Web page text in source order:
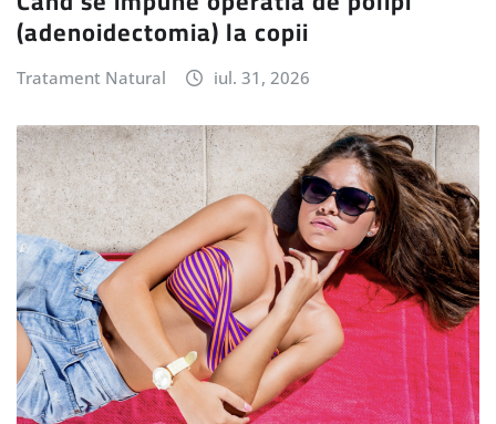
(adenoidectomia) la copii
Tratament Natural iul. 31, 2026